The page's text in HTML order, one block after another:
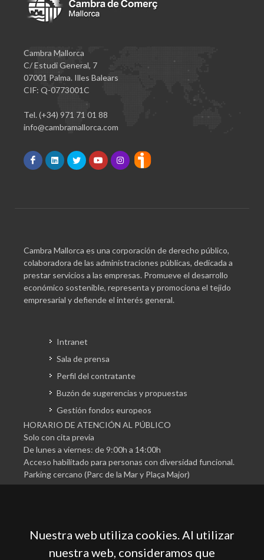
Cambra Mallorca
C/ Estudi General, 7
07001 Palma. Illes Balears
CIF: Q-0773001C
Tel. (+34) 971 71 01 88
info@cambramallorca.com
Cambra Mallorca es una corporación de derecho público,
colaboradora de las administraciones públicas, dedicada a
prestar servicios a las empresas. Promueve el desarrollo
económico sostenible, representa y promociona el tejido
empresarial y defiende el interés general.
Intranet
Sala de prensa
Perfil del contratante
Buzón de sugerencias y propuestas
Gestión fondos europeos
HORARIO DE ATENCIÓN AL PÚBLICO
Solo con cita previa
De lunes a viernes: de 9:00h a 14:00h
Acceso habilitado para personas con diversidad funcional.
Parking cercano (Parc de la Mar y Plaça Major)
Nuestra web utiliza cookies. Al utilizar
nuestra web, consideramos que